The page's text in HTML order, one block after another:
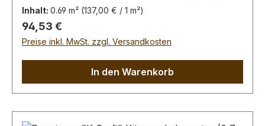
dennoch äußerst zug.- und reißfest. Rein
pflanzliche Gerbung ohne
Oberflächenbehandlung. Die Kängurus leben im
Freiland, kleinere Narben von Dornstichen u.ä.
wenig prägnant.Bei Bestellung von diesem Stück
erhalten Sie ein 0,69 m² großes Leder. Das
Inhalt: 0.69 m² (137,00 € / 1 m²)
Regulärer Preis:
94,53 €
Preise inkl. MwSt. zzgl. Versandkosten
In den Warenkorb